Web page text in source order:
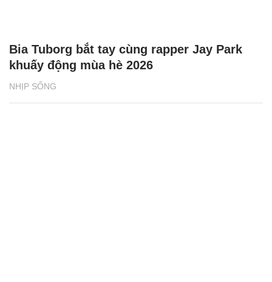
NHỊP SỐNG
Bia Tuborg bắt tay cùng rapper Jay Park
khuấy động mùa hè 2026